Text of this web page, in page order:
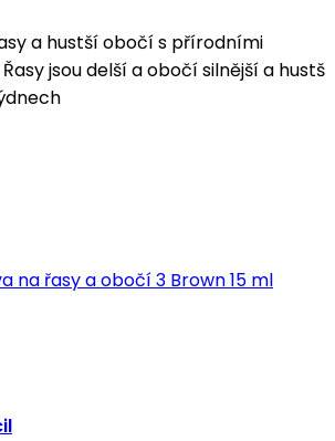
a hustší obočí s přírodními
jsou delší a obočí silnější a hustš